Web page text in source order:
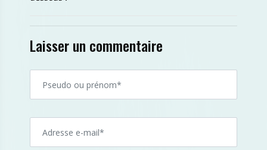
Laisser un commentaire